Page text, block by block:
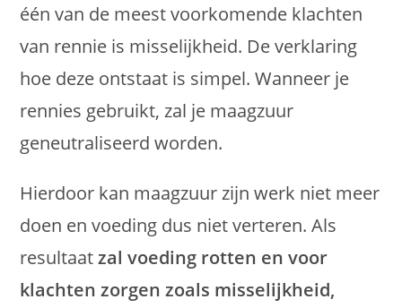
één van de meest voorkomende klachten
van rennie is misselijkheid. De verklaring
hoe deze ontstaat is simpel. Wanneer je
rennies gebruikt, zal je maagzuur
geneutraliseerd worden.
Hierdoor kan maagzuur zijn werk niet meer
doen en voeding dus niet verteren. Als
resultaatzal voeding rotten en voor
klachten zorgen zoals misselijkheid,